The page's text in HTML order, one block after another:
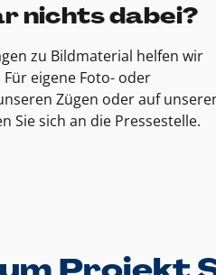
nichts dabei?
zu Bildmaterial helfen wir
eigene Foto- oder
Zügen oder auf
Sie sich an die Pressestelle.